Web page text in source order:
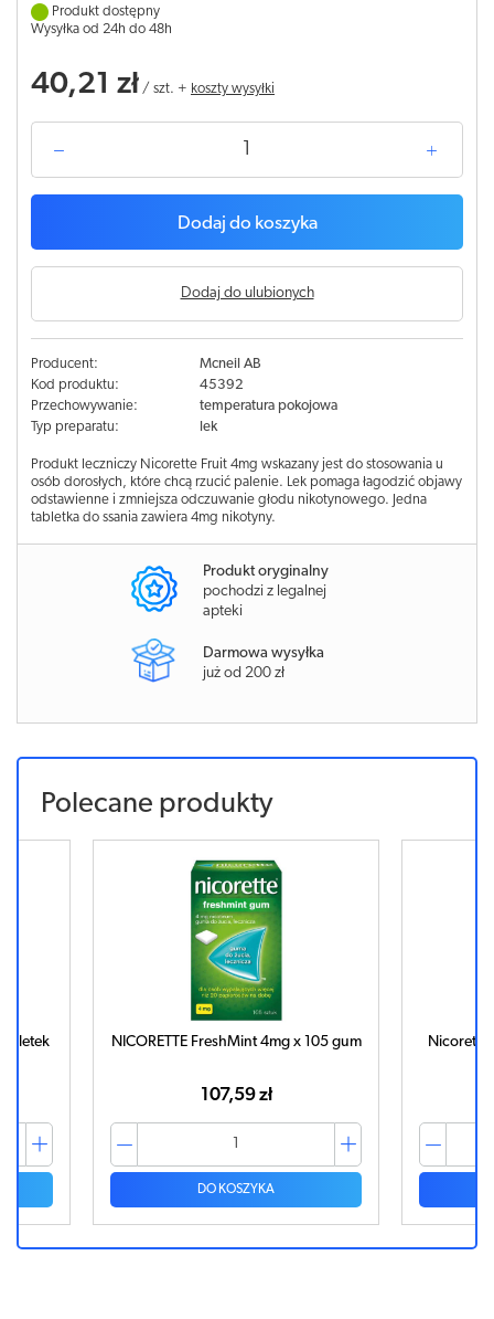
Produkt dostępny
Wysyłka od 24h do 48h
40,21 zł / szt. + koszty wysyłki
Dodaj do koszyka
Dodaj do ulubionych
Producent:
Mcneil AB
Kod produktu:
45392
Przechowywanie:
temperatura pokojowa
Typ preparatu:
lek
Produkt leczniczy Nicorette Fruit 4mg wskazany jest do stosowania u
osób dorosłych, które chcą rzucić palenie. Lek pomaga łagodzić objawy
odstawienne i zmniejsza odczuwanie głodu nikotynowego. Jedna
tabletka do ssania zawiera 4mg nikotyny.
Produkt oryginalny
pochodzi z legalnej
apteki
Darmowa wysyłka
już od 200 zł
Polecane produkty
gum
Nicorette Fruit 4mg x 40 tabletek do
40,21 zł
DO KOSZYKA
Nicorette